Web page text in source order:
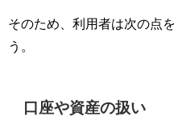
そのため、利用者は次の点
う。
口座や資産の扱い